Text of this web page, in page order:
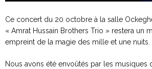
Ce concert du 20 octobre à la salle
« Amrat Hussain Brothers Trio » restera un
empreint de la magie des mille et une nuits.
Nous avons été envoûtés par les musiques